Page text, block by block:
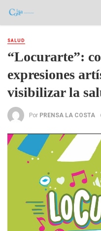
SALUD
“Locurarte”:
expresiones
visibilizar la
Por PRENSA LA COSTA